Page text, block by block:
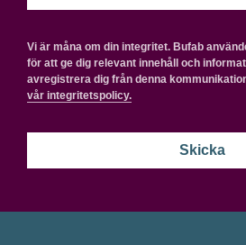
Vi är måna om din integritet. Bufab
för att ge dig relevant innehåll och
avregistrera dig från denna
vår integritetspolicy.